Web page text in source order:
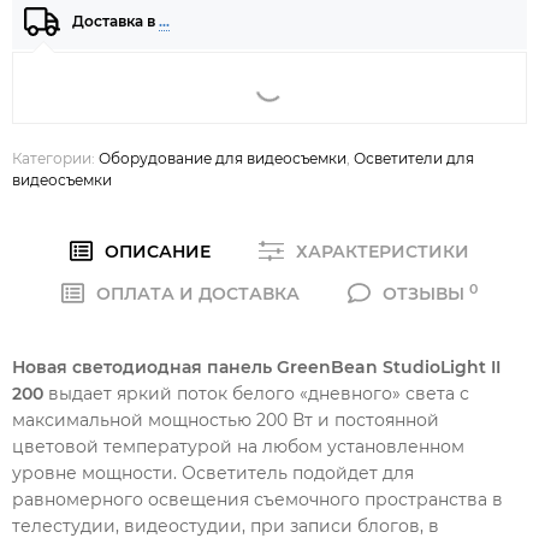
Доставка в …
Категории: Оборудование для видеосъемки Осветители для
видеосъемки
ОПИСАНИЕ
ХАРАКТЕРИСТИКИ
ОПЛАТА И ДОСТАВКА
ОТЗЫВЫ 0
Новая светодиодная панель GreenBean StudioLight II
200 выдает яркий поток белого «дневного» света с
максимальной мощностью 200 Вт и постоянной
цветовой температурой на любом установленном
уровне мощности. Осветитель подойдет для
равномерного освещения съемочного пространства в
телестудии, видеостудии, при записи блогов, в